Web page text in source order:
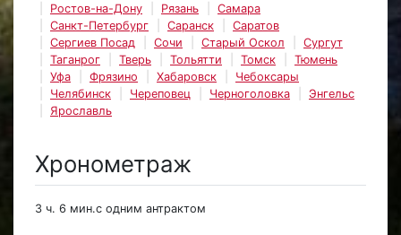
Ростов-на-Дону
Рязань
Самара
Санкт-Петербург
Саранск
Саратов
Сергиев Посад
Сочи Старый Оскол
Сургут
Таганрог
Тверь Тольятти Томск
Тюмень
Уфа
Фрязино Хабаровск
Чебоксары
Челябинск
Череповец Черноголовка
Энгельс
Ярославль
Хронометраж
3 ч. 6 мин.с одним антрактом